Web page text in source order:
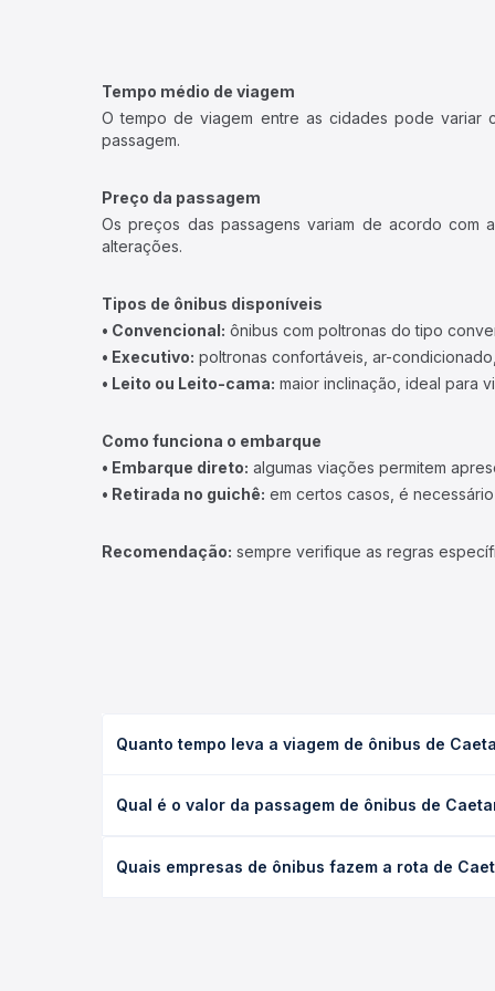
Tempo médio de viagem
O tempo de viagem entre as cidades pode variar
passagem.
Preço da passagem
Os preços das passagens variam de acordo com
alterações.
Tipos de ônibus disponíveis
• Convencional: ônibus com poltronas do tipo
• Executivo: poltronas confortáveis, ar-
• Leito ou Leito-cama: maior inclinação, ideal para
Como funciona o embarque
• Embarque direto: algumas viações permitem
• Retirada no guichê: em certos casos, é
Recomendação: sempre verifique as regras
Quanto tempo leva a viagem de ônibus de
leito) e as condições de tráfego. Na Quero
Qual é o valor da passagem de ônibus de
poltrona e a antecedência da compra. Na Quero
Quais empresas de ônibus fazem a rota de